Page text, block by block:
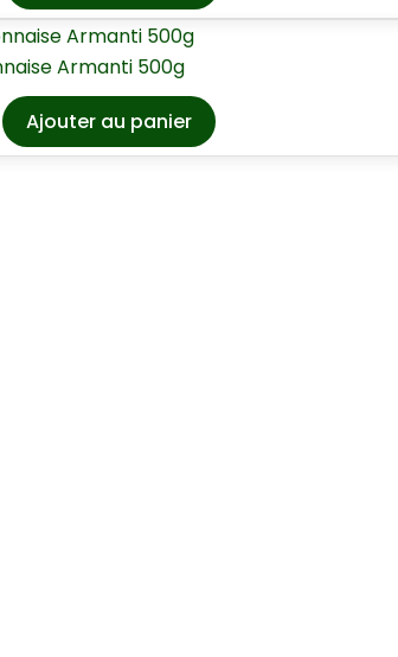
Armanti 500g
Ajouter au panier